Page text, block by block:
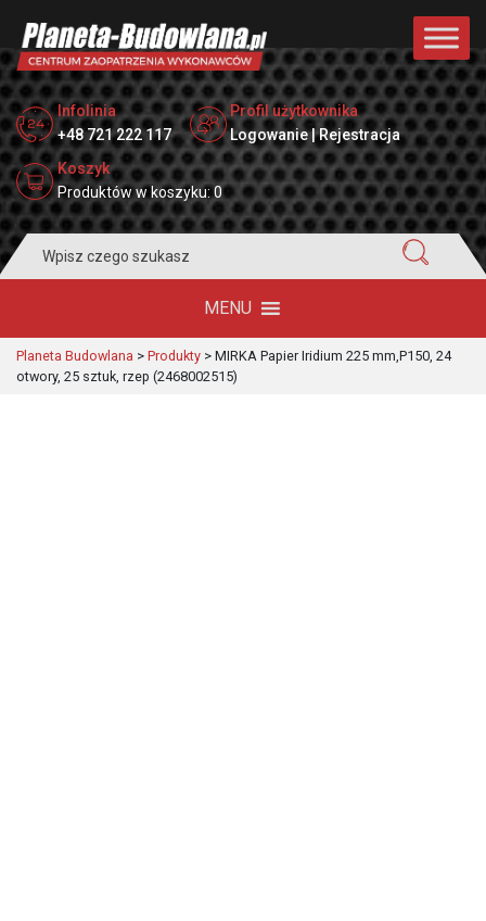
Infolinia
+48 721 222 117
Profil użytkownika
Logowanie | Rejestracja
Koszyk
Produktów w koszyku: 0
for:
MENU
Planeta Budowlana > Produkty > MIRKA Papier Iridium 225 mm,P150, 24
otwory, 25 sztuk, rzep (2468002515)